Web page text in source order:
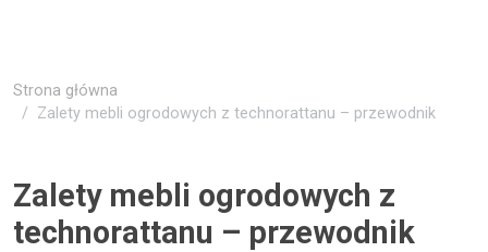
Strona główna
Zalety mebli ogrodowych z technorattanu – przewodnik
Zalety mebli ogrodowych z
technorattanu – przewodnik